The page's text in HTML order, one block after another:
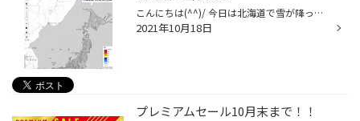
こんにちは(^^)/ 今日は北海道で雪が降ったというニュースを ご覧になった方も多いと思います。 気象庁のホームページによりますと・・・ ※気象庁HPより 北海道の山岳地帯、信越地方の山岳地帯で すでに積雪を観測しているようです。 今年も昨年に引き続きラニーニャ現象が 観測され、11月12月は平...
2021年10月18日
プレミアムセール10月末まで！！